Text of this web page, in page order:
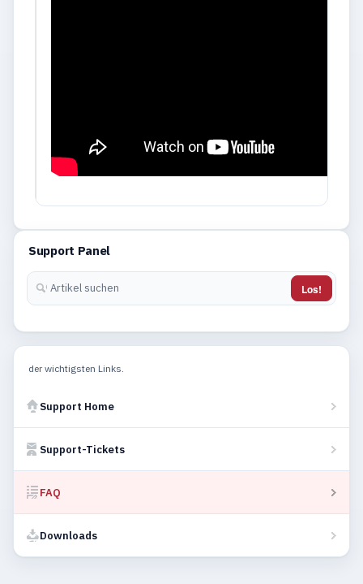
Support Panel
Los!
der wichtigsten Links.
Support Home
Support-Tickets
FAQ
Downloads